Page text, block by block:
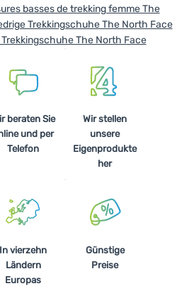
basses de trekking femme The
Trekkingschuhe The North Face
The North Face
beraten Sie
und per
Telefon
Wir stellen
unsere
Eigenprodukte
her
In vierzehn
Ländern
Europas
Günstige
Preise